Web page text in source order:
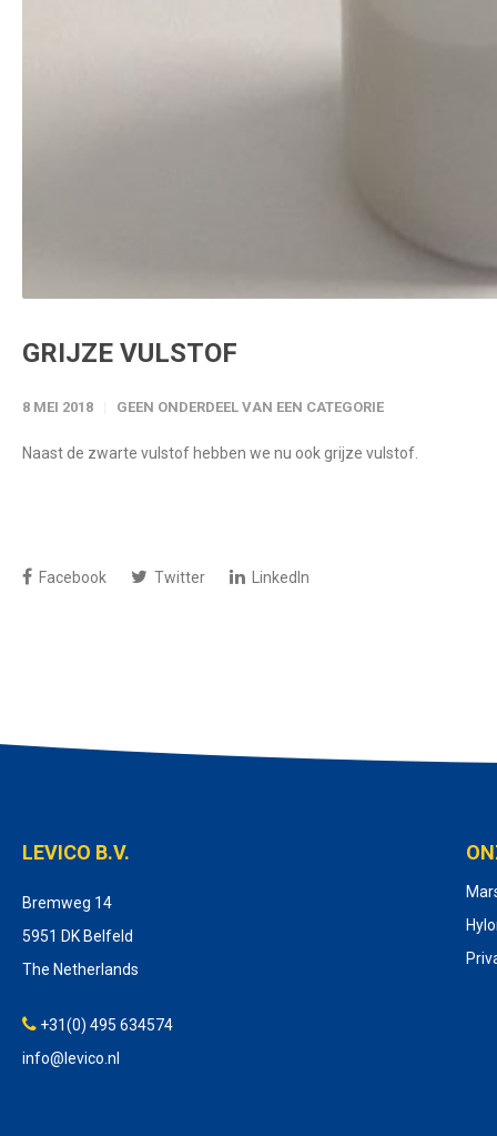
GRIJZE VULSTOF
8 MEI 2018 GEEN ONDERDEEL VAN EEN CATEGORIE
Naast de zwarte vulstof hebben we nu ook grijze vulstof.
Facebook Twitter LinkedIn
LEVICO B.V.
Bremweg 14
5951 DK Belfeld
The Netherlands
+31(0) 495 634574
info@levico.nl